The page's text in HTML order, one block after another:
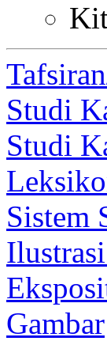
Studi
Studi
Sistem
Gambar